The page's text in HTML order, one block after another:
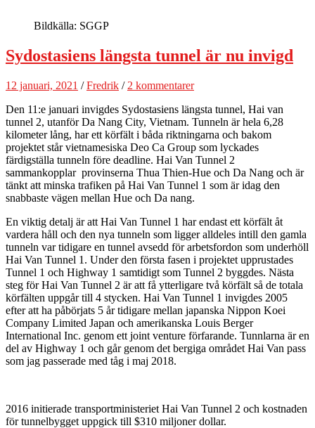
Bildkälla: SGGP
Sydostasiens längsta tunnel är nu invigd
12 januari, 2021 /Fredrik / 2 kommentarer
Den 11:e januari invigdes Sydostasiens längsta tunnel, Hai van
tunnel 2, utanför Da Nang City, Vietnam. Tunneln är hela 6,28
kilometer lång, har ett körfält i båda riktningarna och bakom
projektet står vietnamesiska Deo Ca Group som lyckades
färdigställa tunneln före deadline. Hai Van Tunnel 2
sammankopplar provinserna Thua Thien-Hue och Da Nang och är
tänkt att minska trafiken på Hai Van Tunnel 1 som är idag den
snabbaste vägen mellan Hue och Da nang.
En viktig detalj är att Hai Van Tunnel 1 har endast ett körfält åt
vardera håll och den nya tunneln som ligger alldeles intill den gamla
tunneln var tidigare en tunnel avsedd för arbetsfordon som underhöll
Hai Van Tunnel 1. Under den första fasen i projektet upprustades
Tunnel 1 och Highway 1 samtidigt som Tunnel 2 byggdes. Nästa
steg för Hai Van Tunnel 2 är att få ytterligare två körfält så de totala
körfälten uppgår till 4 stycken. Hai Van Tunnel 1 invigdes 2005
efter att ha påbörjats 5 år tidigare mellan japanska Nippon Koei
Company Limited Japan och amerikanska Louis Berger
International Inc. genom ett joint venture förfarande. Tunnlarna är en
del av Highway 1 och går genom det bergiga området Hai Van pass
som jag passerade med tåg i maj 2018.
2016 initierade transportministeriet Hai Van Tunnel 2 och kostnaden
för tunnelbygget uppgick till $310 miljoner dollar.